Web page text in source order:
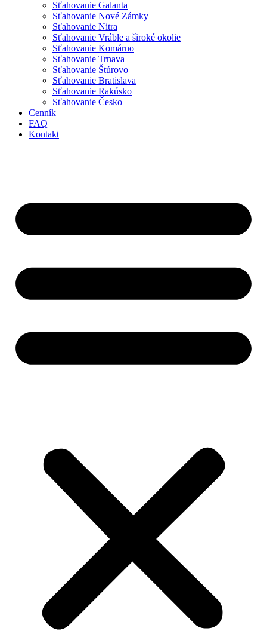
Sťahovanie Galanta
Sťahovanie Nové Zámky
Sťahovanie Nitra
Sťahovanie Vráble a široké okolie
Sťahovanie Komárno
Sťahovanie Trnava
Sťahovanie Štúrovo
Sťahovanie Bratislava
Sťahovanie Rakúsko
Sťahovanie Česko
Cenník
FAQ
Kontakt